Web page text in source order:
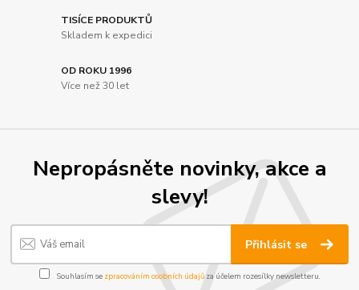
TISÍCE PRODUKTŮ
Skladem k expedici
OD ROKU 1996
Více než 30 let
Nepropásněte novinky, akce a
slevy!
Přihlásit se
Souhlasím se zpracováním osobních údajůza účelem rozesílky newsletteru.